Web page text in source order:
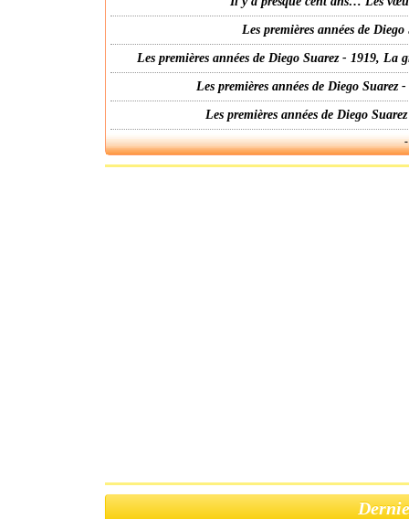
Les premières années de
Les premières années de Diego Suarez - 1919,
Les premières années de Diego
Les premières années de Diego